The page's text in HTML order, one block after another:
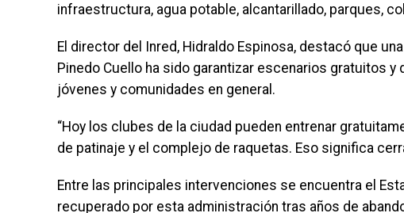
infraestructura, agua potable, alcantarillado, parques,
El director del Inred, Hidraldo Espinosa, destacó que
Pinedo Cuello ha sido garantizar escenarios gratuitos
jóvenes y comunidades en general.
“Hoy los clubes de la ciudad pueden entrenar
de patinaje y el complejo de raquetas. Eso significa
Entre las principales intervenciones se encuentra el
recuperado por esta administración tras años de